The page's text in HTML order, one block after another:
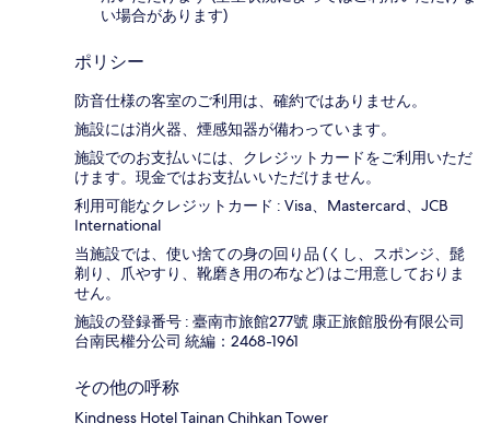
い場合があります)
ポリシー
防音仕様の客室のご利用は、確約ではありません。
施設には消火器、煙感知器が備わっています。
施設でのお支払いには、クレジットカードをご利用いただ
けます。現金ではお支払いいただけません。
利用可能なクレジットカード : Visa、Mastercard、JCB
International
当施設では、使い捨ての身の回り品 (くし、スポンジ、髭
剃り、爪やすり、靴磨き用の布など) はご用意しておりま
せん。
施設の登録番号 : 臺南市旅館277號 康正旅館股份有限公司
台南民權分公司 統編：2468-1961
その他の呼称
Kindness Hotel Tainan Chihkan Tower